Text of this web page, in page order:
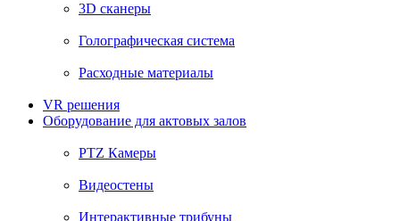
3D сканеры
Голографическая система
Расходные материалы
VR решения
Оборудование для актовых залов
PTZ Камеры
Видеостены
Интерактивные трибуны